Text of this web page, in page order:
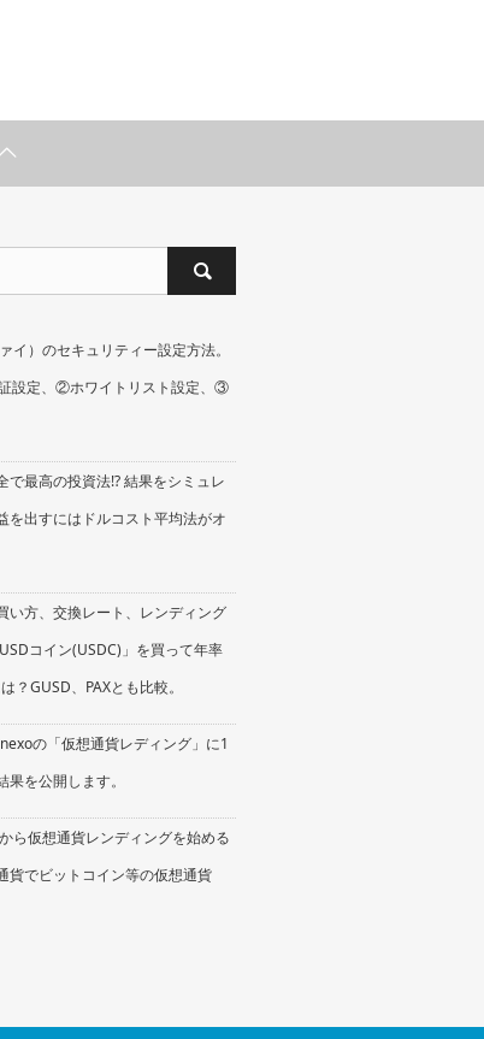
イ）のセキュリティー設定方法。
設定、②ホワイトリスト設定、③
で最高の投資法!? 結果をシミュレ
を出すにはドルコスト平均法がオ
い方、交換レート、レンディング
コイン(USDC)」を買って年率
？GUSD、PAXとも比較。
の「仮想通貨レディング」に1
を公開します。
ら仮想通貨レンディングを始める
貨でビットコイン等の仮想通貨